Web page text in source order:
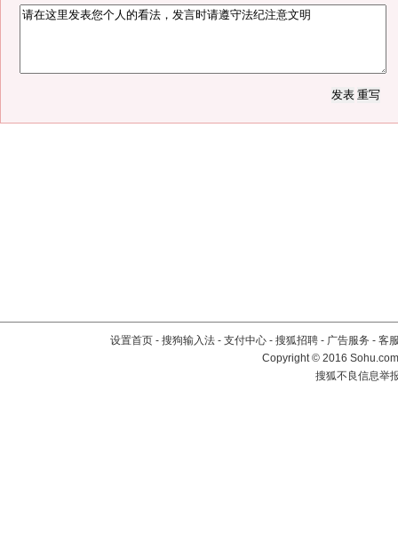
设置首页 - 搜狗输入法 - 支付中心 - 搜狐招聘 - 广告服务 - 客
Copyright©2016
搜狐不良信息举